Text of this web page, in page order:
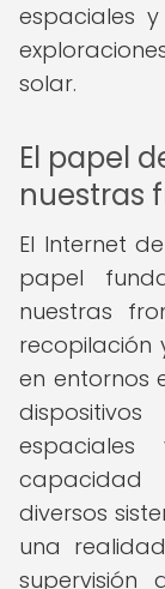
espaciales
solar.
El papel
nuestras
El Internet
papel
nuestras
recopilación
en entornos
diversos
una
supervisión